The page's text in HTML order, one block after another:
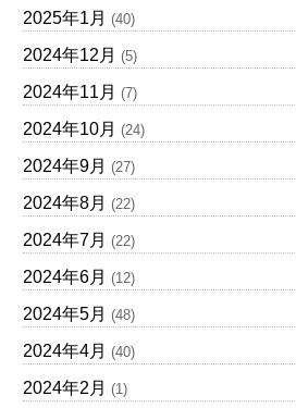
2025年1月 (40)
2024年12月 (5)
2024年11月 (7)
2024年10月 (24)
2024年9月 (27)
2024年8月 (22)
2024年7月 (22)
2024年6月 (12)
2024年5月 (48)
2024年4月 (40)
2024年2月 (1)